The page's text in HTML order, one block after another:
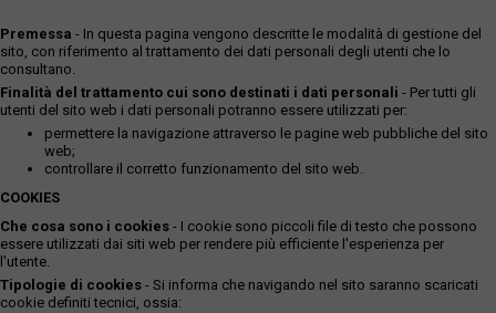
Premessa - In questa pagina vengono descritte le modalità di gestione del
sito, con riferimento al trattamento dei dati personali degli utenti che lo
consultano.
Finalità del trattamento cui sono destinati i dati personali - Per tutti gli
utenti del sito web i dati personali potranno essere utilizzati per:
permettere la navigazione attraverso le pagine web pubbliche del sito
web;
controllare il corretto funzionamento del sito web.
COOKIES
Che cosa sono i cookies - I cookie sono piccoli file di testo che possono
essere utilizzati dai siti web per rendere più efficiente l'esperienza per
l'utente.
Tipologie di cookies - Si informa che navigando nel sito saranno scaricati
cookie definiti tecnici, ossia: